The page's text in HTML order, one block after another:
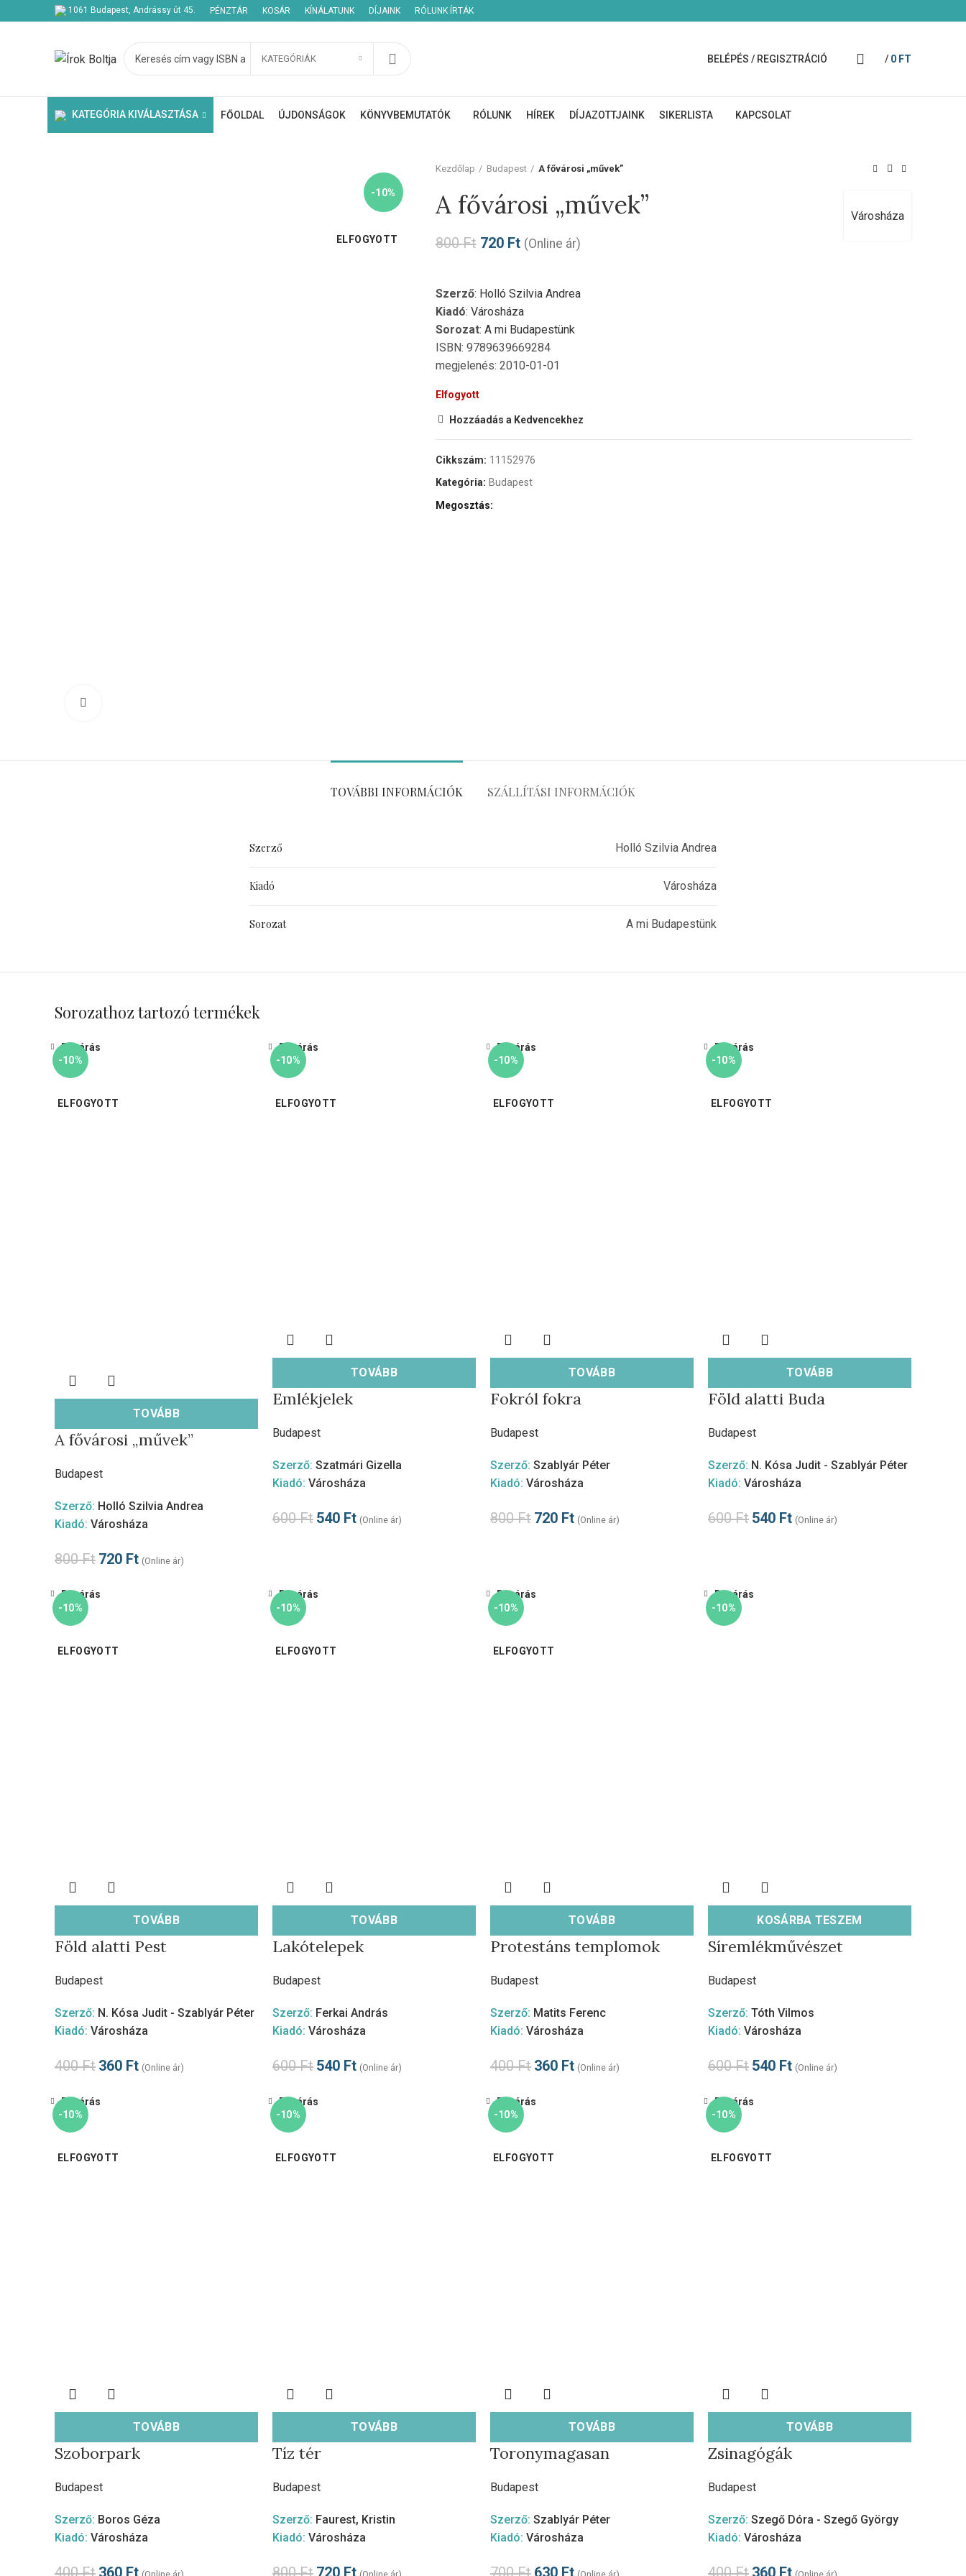
1061 Budapest, Andrássy út 45. PÉNZTÁR KOSÁR KÍNÁLATUNK DÍJAINK RÓLUNK ÍRTÁK
KATEGÓRIÁK BELÉPÉS / REGISZTRÁCIÓ / 0 FT
KATEGÓRIA KIVÁLASZTÁSA FŐOLDAL ÚJDONSÁGOK KÖNYVBEMUTATÓK RÓLUNK HÍREK DÍJAZOTTJAINK SIKERLISTA KAPCSOLAT
-10%
ELFOGYOTT
Kezdőlap Budapest A fővárosi „művek”
Városháza
A fővárosi „művek”
800Ft 720 Ft (Online ár)
Szerző: Holló Szilvia Andrea
Kiadó: Városháza
Sorozat: A mi Budapestünk
ISBN: 9789639669284
megjelenés: 2010-01-01
Elfogyott
Hozzáadás a Kedvencekhez
Cikkszám: 11152976
Kategória: Budapest
Megosztás
TOVÁBBI INFORMÁCIÓK SZÁLLÍTÁSI INFORMÁCIÓK
Szerző Holló Szilvia Andrea
Kiadó Városháza
Sorozat A mi Budapestünk
Sorozathoz tartozó termékek
-10%
ELFOGYOTT
TOVÁBB
Bezárás
A fővárosi „művek”
Budapest
Szerző: Holló Szilvia Andrea
Kiadó: Városháza
800Ft 720 Ft (Online ár)
-10%
ELFOGYOTT
TOVÁBB
Bezárás
Emlékjelek
Budapest
Szerző: Szatmári Gizella
Kiadó: Városháza
600Ft 540 Ft (Online ár)
-10%
ELFOGYOTT
TOVÁBB
Bezárás
Fokról fokra
Budapest
Szerző: Szablyár Péter
Kiadó: Városháza
800Ft 720 Ft (Online ár)
-10%
ELFOGYOTT
TOVÁBB
Bezárás
Föld alatti Buda
Budapest
Szerző: N. Kósa Judit - Szablyár Péter
Kiadó: Városháza
600Ft 540 Ft (Online ár)
-10%
ELFOGYOTT
TOVÁBB
Bezárás
Föld alatti Pest
Budapest
Szerző: N. Kósa Judit - Szablyár Péter
Kiadó: Városháza
400Ft 360 Ft (Online ár)
-10%
ELFOGYOTT
TOVÁBB
Bezárás
Lakótelepek
Budapest
Szerző: Ferkai András
Kiadó: Városháza
600Ft 540 Ft (Online ár)
-10%
ELFOGYOTT
TOVÁBB
Bezárás
Protestáns templomok
Budapest
Szerző: Matits Ferenc
Kiadó: Városháza
400Ft 360 Ft (Online ár)
-10%
KOSÁRBA TESZEM
Bezárás
Síremlékművészet
Budapest
Szerző: Tóth Vilmos
Kiadó: Városháza
600Ft 540 Ft (Online ár)
-10%
ELFOGYOTT
TOVÁBB
Bezárás
Szoborpark
Budapest
Szerző: Boros Géza
Kiadó: Városháza
400Ft 360 Ft
-10%
ELFOGYOTT
TOVÁBB
Bezárás
Tíz tér
Budapest
Szerző: Faurest, Kristin
Kiadó: Városháza
800Ft 720 Ft
-10%
ELFOGYOTT
TOVÁBB
Bezárás
Toronymagasan
Budapest
Szerző: Szablyár Péter
Kiadó: Városháza
700Ft 630 Ft
-10%
ELFOGYOTT
TOVÁBB
Bezárás
Zsinagógák
Budapest
Szerző: Szegő Dóra - Szegő György
Kiadó: Városháza
400Ft 360 Ft
Kezdje el gépelni a keresett bejegyzések megtekintéséhez.